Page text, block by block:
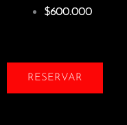
$600.000
RESERVAR